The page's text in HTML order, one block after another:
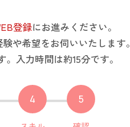
登録にお進みください。
や希望をお伺いいたします。
。入力時間は約15分です。
4 5